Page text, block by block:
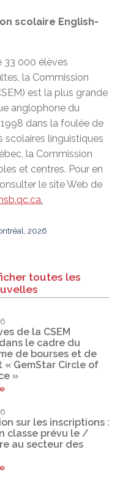
scolaire English-
33 000 élèves
la Commission
est la plus grande
anglophone du
dans la foulée de
scolaires linguistiques
la Commission
et centres. Pour en
le site Web de
.
2026
toutes les
de la CSEM
le cadre du
de bourses et de
« GemStar Circle of
»
sur les inscriptions :
classe prévu le /
au secteur des